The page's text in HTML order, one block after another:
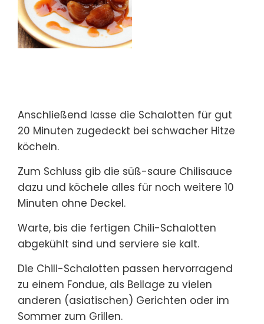
Anschließend lasse die Schalotten für gut
20 Minuten zugedeckt bei schwacher Hitze
köcheln.
Zum Schluss gib die süß-saure Chilisauce
dazu und köchele alles für noch weitere 10
Minuten ohne Deckel.
Warte, bis die fertigen Chili-Schalotten
abgekühlt sind und serviere sie kalt.
Die Chili-Schalotten passen hervorragend
zu einem Fondue, als Beilage zu vielen
anderen (asiatischen) Gerichten oder im
Sommer zum Grillen.